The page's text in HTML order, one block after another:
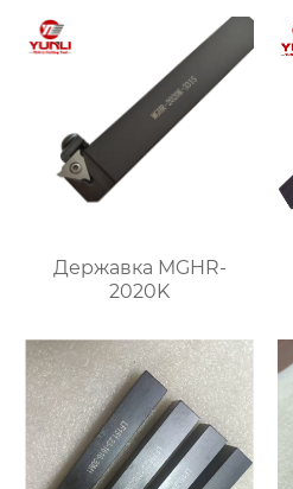
Державка MGHR-
2020K